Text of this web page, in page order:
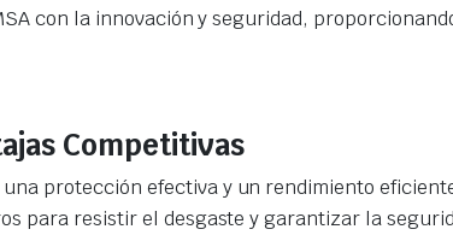
con la innovación y seguridad,
Competitivas
una protección efectiva y un rendimiento
para resistir el desgaste y garantizar la